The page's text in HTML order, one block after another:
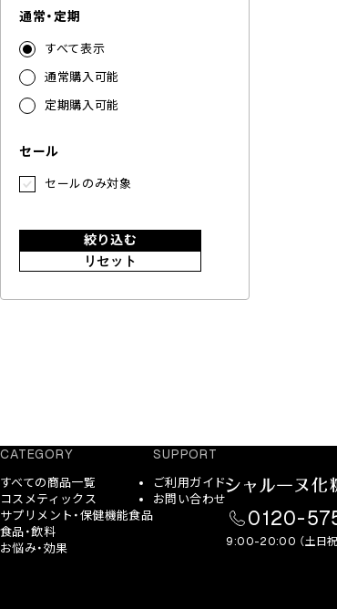
通常・定期
すべて表示
通常購入可能
定期購入可能
セール
セールのみ対象
絞り込む
リセット
CATEGORY
すべての商品一覧
コスメティックス
サプリメント・保健機能食品
食品・飲料
お悩み・効果
SUPPORT
ご利用ガイド
お問い合わせ
0120-
9:00-20:00 （土日祝